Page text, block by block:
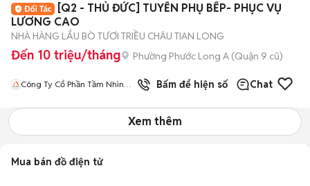
[Q2 - THỦ ĐỨC] TUYỂN PHỤ BẾP- PHỤC VỤ
LƯƠNG CAO
NHÀ HÀNG LẨU BÒ TƯƠI TRIỀU CHÂU TIAN LONG
Đến 10 triệu/tháng Phường Phước Long A (Quận 9 cũ)
Công Ty Cổ Phần Tầm Nhìn
Bấm để hiện số Chat
Xem thêm
Mua bán đồ điện tử